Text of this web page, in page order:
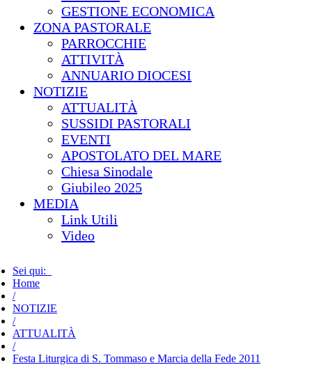
GESTIONE ECONOMICA
ZONA PASTORALE
PARROCCHIE
ATTIVITÀ
ANNUARIO DIOCESI
NOTIZIE
ATTUALITÀ
SUSSIDI PASTORALI
EVENTI
APOSTOLATO DEL MARE
Chiesa Sinodale
Giubileo 2025
MEDIA
Link Utili
Video
Sei qui:
Home
/
NOTIZIE
/
ATTUALITÀ
/
Festa Liturgica di S. Tommaso e Marcia della Fede 2011